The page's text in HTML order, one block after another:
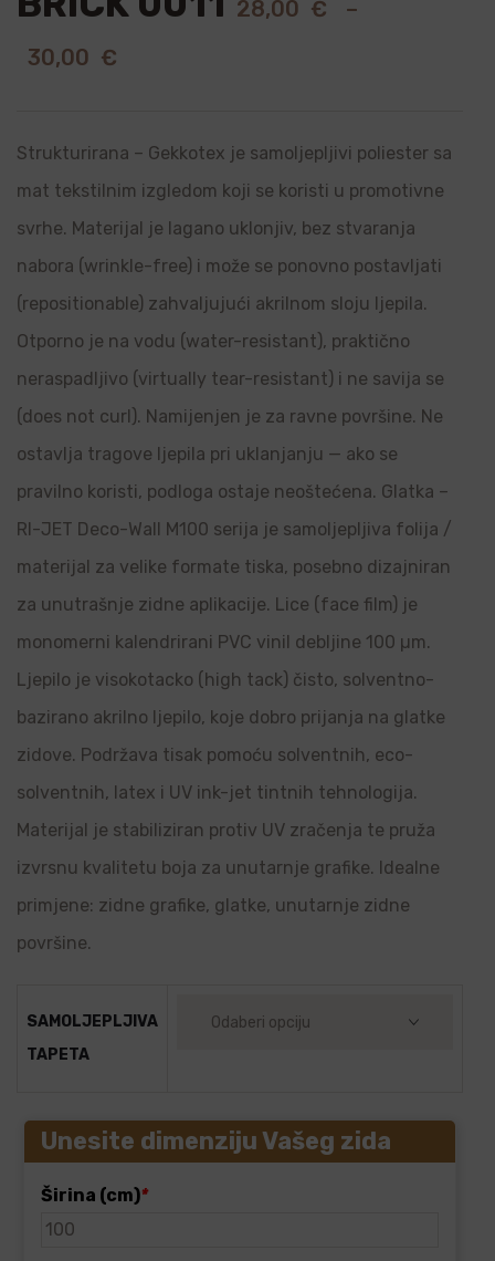
28,00 €
–
30,00 €
Strukturirana – Gekkotex je samoljepljivi poliester sa
mat tekstilnim izgledom koji se koristi u promotivne
svrhe. Materijal je lagano uklonjiv, bez stvaranja
nabora (wrinkle-free) i može se ponovno postavljati
(repositionable) zahvaljujući akrilnom sloju ljepila.
Otporno je na vodu (water-resistant), praktično
neraspadljivo (virtually tear-resistant) i ne savija se
(does not curl). Namijenjen je za ravne površine. Ne
ostavlja tragove ljepila pri uklanjanju — ako se
pravilno koristi, podloga ostaje neoštećena. Glatka –
RI-JET Deco-Wall M100 serija je samoljepljiva folija /
materijal za velike formate tiska, posebno dizajniran
za unutrašnje zidne aplikacije. Lice (face film) je
monomerni kalendrirani PVC vinil debljine 100 µm.
Ljepilo je visokotacko (high tack) čisto, solventno-
bazirano akrilno ljepilo, koje dobro prijanja na glatke
zidove. Podržava tisak pomoću solventnih, eco-
solventnih, latex i UV ink-jet tintnih tehnologija.
Materijal je stabiliziran protiv UV zračenja te pruža
izvrsnu kvalitetu boja za unutarnje grafike. Idealne
primjene: zidne grafike, glatke, unutarnje zidne
površine.
SAMOLJEPLJIVA
TAPETA
Unesite dimenziju Vašeg zida
Širina (cm)*